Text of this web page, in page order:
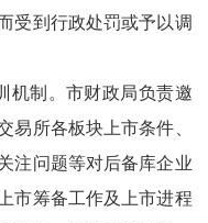
受到行政处罚或予以调
制。市财政局负责邀
易所各板块上市条件、
注问题等对后备库企业
市筹备工作及上市进程